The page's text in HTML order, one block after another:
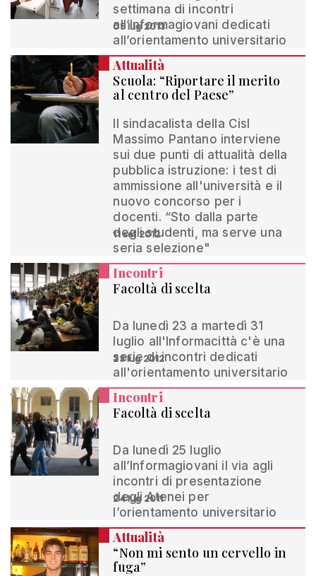
settimana di incontri
all’Informagiovani dedicati
all’orientamento universitario
05 lug 2013
Attualità
Scuola: “Riportare il merito
al centro del Paese”
Il sindacalista della Cisl
Massimo Pantano interviene
sui due punti di attualità della
pubblica istruzione: i test di
ammissione all'università e il
nuovo concorso per i
docenti. “Sto dalla parte
degli studenti, ma serve una
seria selezione"
11 set 2012
Incontri
Facoltà di scelta
Da lunedì 23 a martedì 31
luglio all'Informacittà c'è una
serie di incontri dedicati
all'orientamento universitario
23 lug 2012
Incontri
Facoltà di scelta
Da lunedì 25 luglio
all’Informagiovani il via agli
incontri di presentazione
degli Atenei per
l’orientamento universitario
24 lug 2011
Attualità
“Non mi sento un cervello in
fuga”